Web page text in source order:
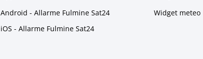
Android - Allarme Fulmine Sat24
iOS - Allarme Fulmine Sat24
Widget meteo